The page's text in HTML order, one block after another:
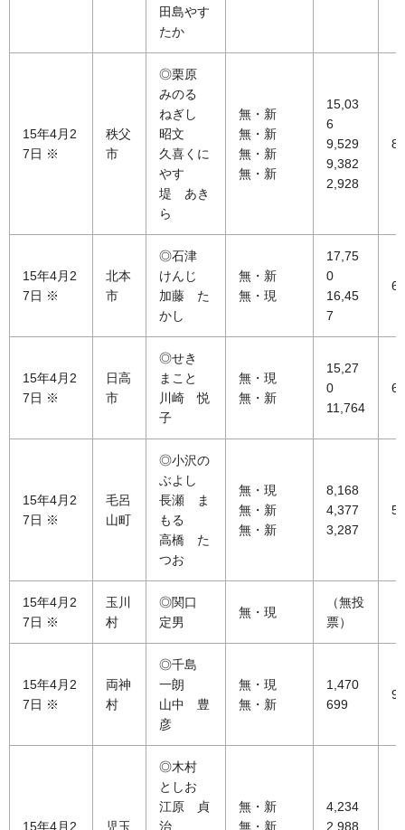
田島やす
たか
15年4月2
7日 ※
秩父
市
◎栗原
みのる
ねぎし
昭文
久喜くに
やす
堤 あき
ら
無・新
無・新
無・新
無・新
15,03
6
9,529
9,382
2,928
15年4月2
7日 ※
北本
市
◎石津
けんじ
加藤 た
かし
無・新
無・現
17,75
0
16,45
7
15年4月2
7日 ※
日高
市
◎せき
まこと
川崎 悦
子
無・現
無・新
15,27
0
11,764
15年4月2
7日 ※
毛呂
山町
◎小沢の
ぶよし
長瀬 ま
もる
高橋 た
つお
無・現
無・新
無・新
8,168
4,377
3,287
15年4月2
7日 ※
玉川
村
◎関口
定男
無・現
（無投
票）
15年4月2
7日 ※
両神
村
◎千島
一朗
山中 豊
彦
無・現
無・新
1,470
699
15年4月2 児玉
◎木村
としお
江原 貞
治
無・新
無・新
4,234
2,988